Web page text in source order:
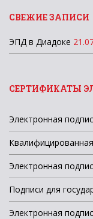
СВЕЖИЕ ЗАПИСИ
ЭПД в Диадоке
СЕРТИФИКАТЫ
Электронная
Электронная
Подписи для
Электронная